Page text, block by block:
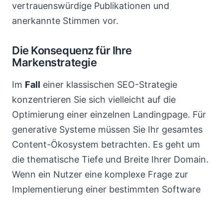
vertrauenswürdige Publikationen und
anerkannte Stimmen vor.
Die Konsequenz für Ihre
Markenstrategie
Im Fall einer klassischen SEO-Strategie
konzentrieren Sie sich vielleicht auf die
Optimierung einer einzelnen Landingpage. Für
generative Systeme müssen Sie Ihr gesamtes
Content-Ökosystem betrachten. Es geht um
die thematische Tiefe und Breite Ihrer Domain.
Wenn ein Nutzer eine komplexe Frage zur
Implementierung einer bestimmten Software